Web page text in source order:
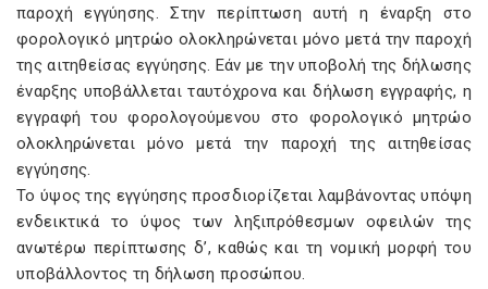
παροχή εγγύησης. Στην περίπτωση αυτή η έναρξη στο
φορολογικό μητρώο ολοκληρώνεται μόνο μετά την παροχή
της αιτηθείσας εγγύησης. Εάν με την υποβολή της δήλωσης
έναρξης υποβάλλεται ταυτόχρονα και δήλωση εγγραφής, η
εγγραφή του φορολογούμενου στο φορολογικό μητρώο
ολοκληρώνεται μόνο μετά την παροχή της αιτηθείσας
εγγύησης.
Το ύψος της εγγύησης προσδιορίζεται λαμβάνοντας υπόψη
ενδεικτικά το ύψος των ληξιπρόθεσμων οφειλών της
ανωτέρω περίπτωσης δ’, καθώς και τη νομική μορφή του
υποβάλλοντος τη δήλωση προσώπου.